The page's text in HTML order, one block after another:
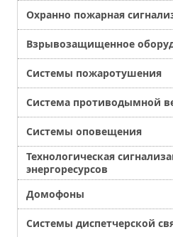
Охранно пожарная
Взрывозащищенное
Системы пожаротушения
Система противодымной
Системы оповещения
Технологическая
энергоресурсов
Домофоны
Системы диспетчерской